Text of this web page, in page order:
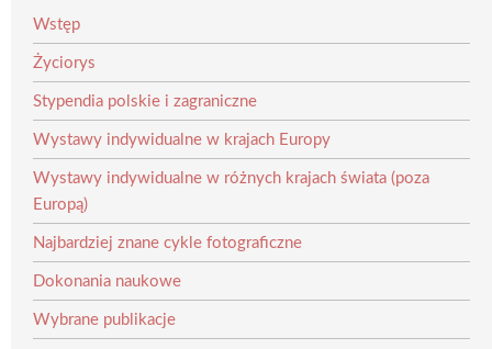
Wstęp
Życiorys
Stypendia polskie i zagraniczne
Wystawy indywidualne w krajach Europy
Wystawy indywidualne w różnych krajach świata (poza
Europą)
Najbardziej znane cykle fotograficzne
Dokonania naukowe
Wybrane publikacje